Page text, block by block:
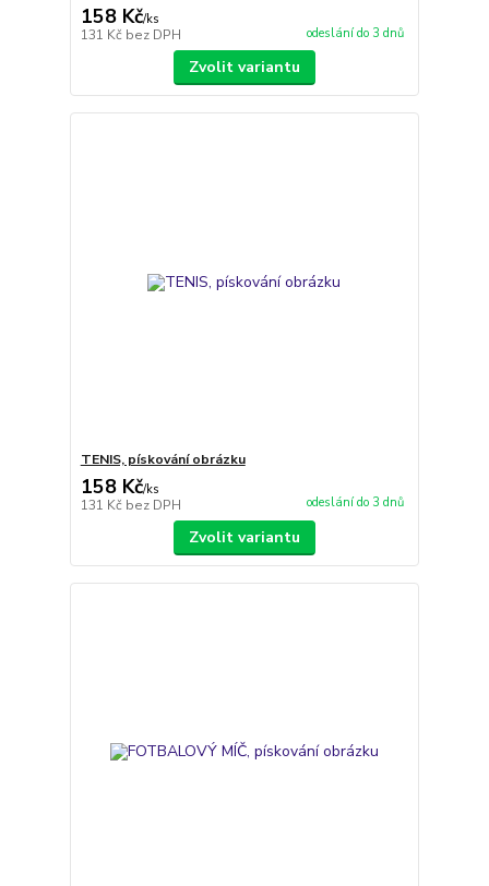
158 Kč/ks
131 Kč bez DPH odeslání do 3 dnů
Zvolit variantu
TENIS, pískování obrázku
158 Kč/ks
131 Kč bez DPH odeslání do 3 dnů
Zvolit variantu